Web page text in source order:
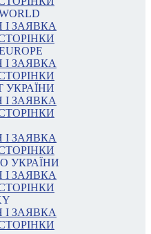
ЗАЯВКА
ЗАЯВКА
УКРАЇНИ
ЗАЯВКА
ЗАЯВКА
УКРАЇНИ
ЗАЯВКА
ЗАЯВКА